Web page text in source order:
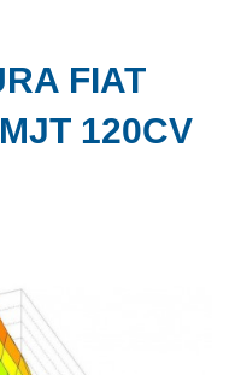
FIAT
120CV